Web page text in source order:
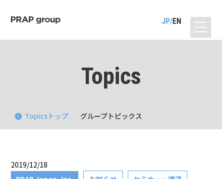
JP EN
Topics
グループトピックス
Topicsトップ
2019/12/18